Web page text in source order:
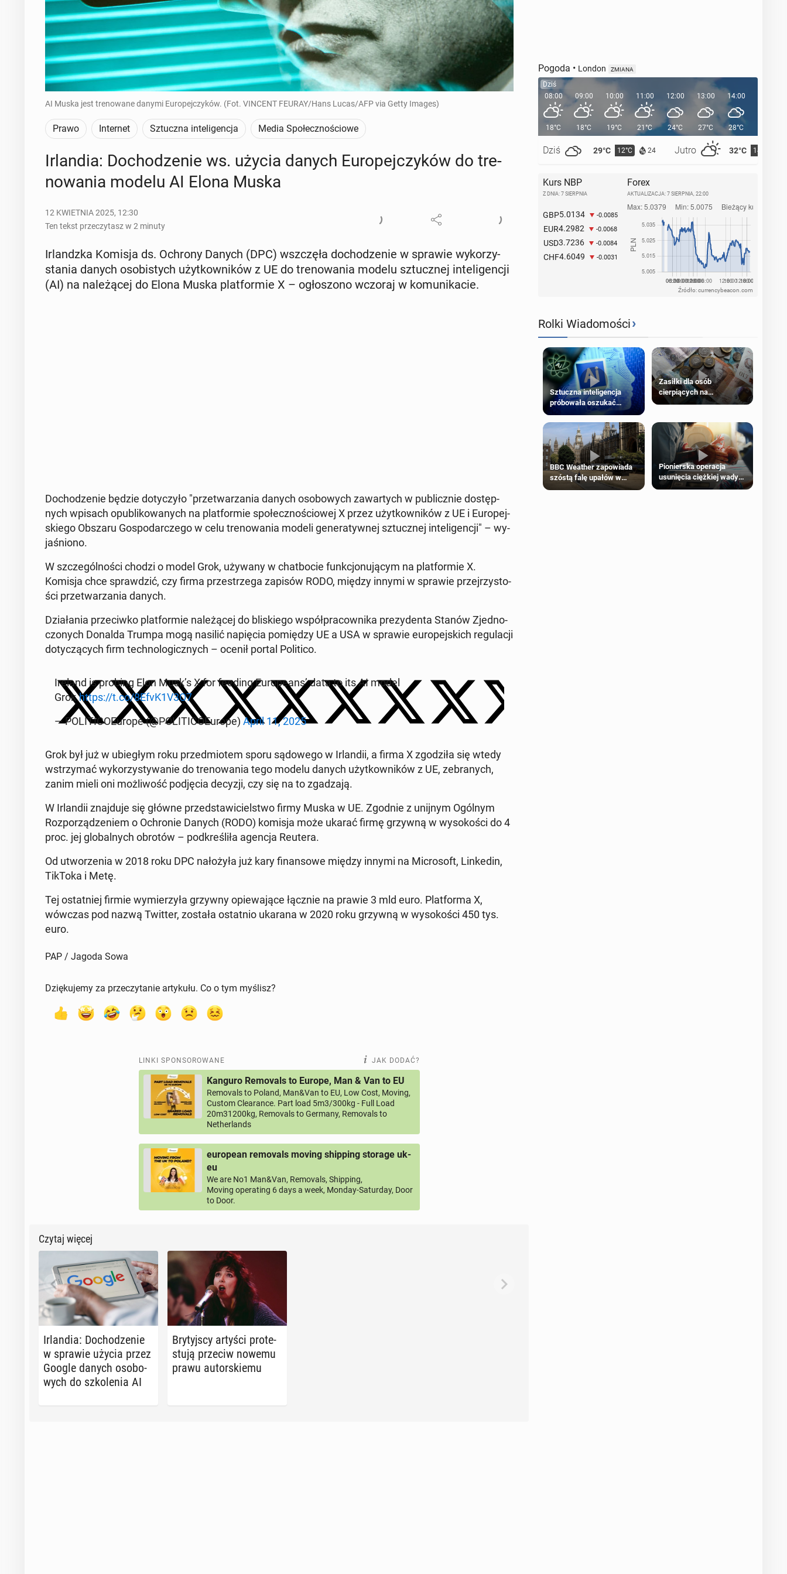
AI Muska jest trenowane danymi Europejczyków. (Fot. VINCENT FEURAY/Hans Lucas/AFP via Getty Images)
Prawo Internet Sztuczna inteligencja Media Społecznościowe
Ir­lan­dia: Do­cho­dze­nie ws. użycia danych Eu­ro­pej­czy­ków do tre­
no­wa­nia modelu AI Elona Muska
12 KWIETNIA 2025, 12:30
Ten tekst przeczytasz w 2 minuty
Ir­landz­ka Komisja ds. Ochrony Danych (DPC) wsz­czę­ła do­cho­dze­nie w sprawie wy­ko­rzy­
sta­nia danych oso­bi­stych użyt­kow­ni­ków z UE do tre­no­wa­nia modelu sztucz­nej in­te­li­gen­cji
(AI) na na­le­żą­cej do Elona Muska plat­for­mie X – ogło­szo­no wczoraj w ko­mu­ni­ka­cie.
Do­cho­dze­nie będzie do­ty­czy­ło "prze­twa­rza­nia danych oso­bo­wych za­war­tych w pu­blicz­nie do­stęp­
nych wpisach opu­bli­ko­wa­nych na plat­for­mie spo­łecz­no­ścio­wej X przez użyt­kow­ni­ków z UE i Eu­ro­pej­
skie­go Obszaru Go­spo­dar­cze­go w celu tre­no­wa­nia modeli ge­ne­ra­tyw­nej sztucz­nej in­te­li­gen­cji" – wy­
ja­śnio­no.
W szcze­gól­no­ści chodzi o model Grok, używany w chat­bo­cie funk­cjo­nu­ją­cym na plat­for­mie X.
Komisja chce spraw­dzić, czy firma prze­strze­ga zapisów RODO, między innymi w sprawie przej­rzy­sto­
ści prze­twa­rza­nia danych.
Dzia­ła­nia prze­ciw­ko plat­for­mie na­le­żą­cej do bli­skie­go współ­pra­cow­ni­ka pre­zy­den­ta Stanów Zjed­no­
czo­nych Donalda Trumpa mogą nasilić na­pię­cia po­mię­dzy UE a USA w sprawie eu­ro­pej­skich re­gu­la­cji
do­ty­czą­cych firm tech­no­lo­gicz­nych – ocenił portal Po­li­ti­co.
Ireland is probing Elon Musk’s X for feeding Eu­ro­pe­ans’ data to its AI model
Grok.https://t.co/8EfvK1V3O7
— PO­LI­TI­CO­Eu­ro­pe (@PO­LI­TI­CO­Eu­ro­pe) April 11, 2025
Grok był już w ubie­głym roku przed­mio­tem sporu są­do­we­go w Ir­lan­dii, a firma X zgo­dzi­ła się wtedy
wstrzy­mać wy­ko­rzy­sty­wa­nie do tre­no­wa­nia tego modelu danych użyt­kow­ni­ków z UE, ze­bra­nych,
zanim mieli oni moż­li­wość pod­ję­cia decyzji, czy się na to zga­dza­ją.
W Ir­lan­dii znaj­du­je się główne przed­sta­wi­ciel­stwo firmy Muska w UE. Zgodnie z unijnym Ogólnym
Roz­po­rzą­dze­niem o Ochro­nie Danych (RODO) komisja może ukarać firmę grzywną w wy­so­ko­ści do 4
proc. jej glo­bal­nych obrotów – pod­kre­śli­ła agencja Reutera.
Od utwo­rze­nia w 2018 roku DPC na­ło­ży­ła już kary fi­nan­so­we między innymi na Mi­cro­soft, Lin­ke­din,
TikToka i Metę.
Tej ostat­niej firmie wy­mie­rzy­ła grzywny opie­wa­ją­ce łącznie na prawie 3 mld euro. Plat­for­ma X,
wówczas pod nazwą Twitter, została ostat­nio ukarana w 2020 roku grzywną w wy­so­ko­ści 450 tys.
euro.
PAP / Jagoda Sowa
Dziękujemy za przeczytanie artykułu. Co o tym myślisz?
LINKI SPONSOROWANE JAK DODAĆ?
Kanguro Removals to Europe, Man & Van to EU
Removals to Poland, Man&Van to EU, Low Cost, Moving,
Custom Clearance. Part load 5m3/300kg - Full Load
20m31200kg, Removals to Germany, Removals to
Netherlands
european removals moving shipping storage uk-
eu
We are No1 Man&Van, Removals, Shipping,
Moving operating 6 days a week, Monday-Saturday, Door
to Door.
Czytaj więcej
Ir­lan­dia: Do­cho­dze­nie
w sprawie użycia przez
Google danych oso­bo­
wych do szko­le­nia AI
Bry­tyj­scy artyści pro­te­
stu­ją przeciw nowemu
prawu au­tor­skie­mu
Pogoda • London ZMIANA
Dziś
08:00
18°C
Dziś 29°C 12°C 24 Jutro 32°C 14°C
09:00
18°C
10:00
19°C
11:00
21°C
12:00
24°C
13:00
27°C
14:00
28°C
Kurs NBP
Z DNIA: 7 SIERPNIA
GBP5.0134 -0.0085
EUR4.2982 -0.0068
USD3.7236 -0.0084
CHF4.6049 -0.0031
Forex
AKTUALIZACJA: 7 SIERPNIA, 22:00
Źródło: currencybeacon.com
Rolki Wiadomości›
Sztuczna inteligencja
próbowała oszukać
człowieka
Zasiłki dla osób
cierpiących na
schorzenia psychiczne
BBC Weather zapowiada
szóstą falę upałów w
Londynie
Pionierska operacja
usunięcia ciężkiej wady
wrodzonej płodu w łonie